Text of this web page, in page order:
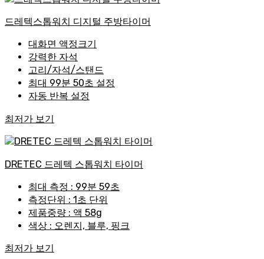
드레텍스톱워치 디지털 주방타이머
대화면 액정크기
강력한 자석
고리/자석/스탠드
최대 99분 50초 설정
자동 반복 설정
최저가 보기
DRETEC 드레텍 스톱워치 타이머
최대 측정 : 99분 59초
측정단위 : 1초 단위
제품중량 : 액 58g
색상 : 오렌지, 블루, 핑크
최저가 보기